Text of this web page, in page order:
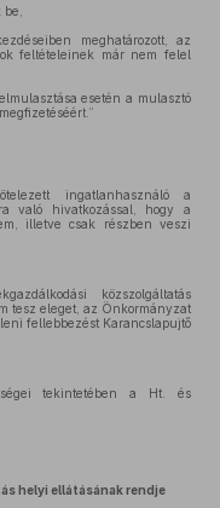
meghatározott, az
feltételeinek már nem felel
esetén a mulasztó
ingatlanhasználó a
való hivatkozással, hogy a
illetve csak részben veszi
közszolgáltatás
tesz eleget, az Önkormányzat
fellebbezést Karancslapujtő
tekintetében a Ht. és
helyi ellátásának rendje